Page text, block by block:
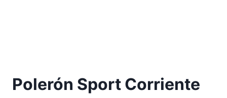
Polerón Sport Corriente